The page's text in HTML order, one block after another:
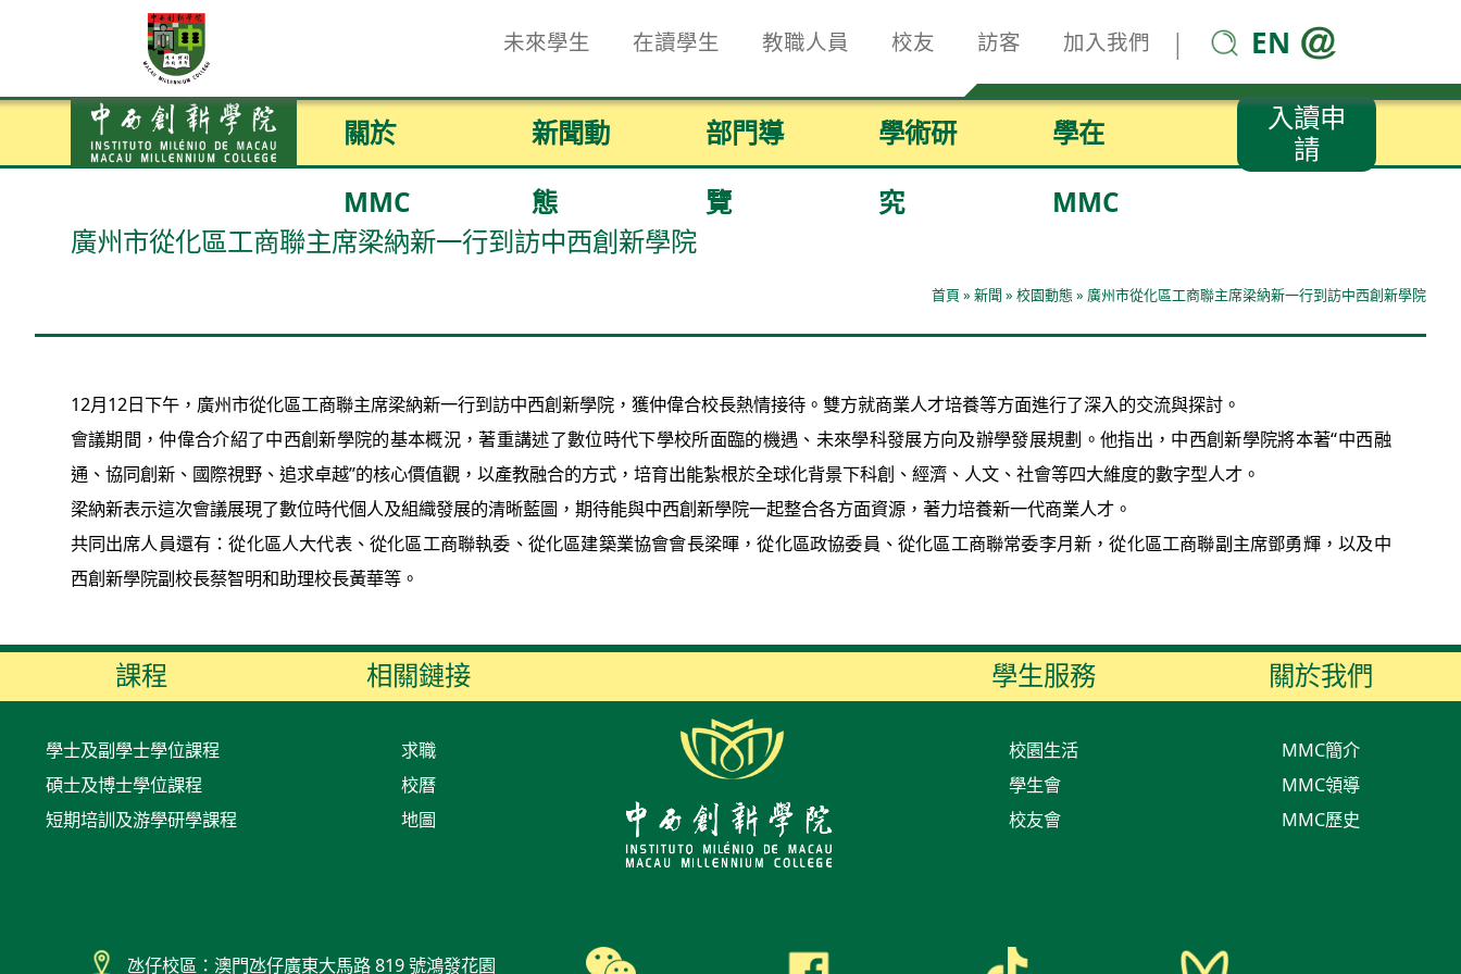
未來學生 在讀學生 教職人員 校友 訪客 加入我們 | EN
關於
MMC
新聞動
態
部門導
覽
學術研
究
學在
MMC
入讀申
請
廣州市從化區工商聯主席梁納新一行到訪中西創新學院
首頁 » 新聞 » 校園動態 » 廣州市從化區工商聯主席梁納新一行到訪中西創新學院
12月12日下午，廣州市從化區工商聯主席梁納新一行到訪中西創新學院，獲仲偉合校長熱情接待。雙方就商業人才培養等方面進行了深入的交流與探討。
會議期間，仲偉合介紹了中西創新學院的基本概況，著重講述了數位時代下學校所面臨的機遇、未來學科發展方向及辦學發展規劃。他指出，中西創新學院將本著“中西融
通、協同創新、國際視野、追求卓越”的核心價值觀，以產教融合的方式，培育出能紮根於全球化背景下科創、經濟、人文、社會等四大維度的數字型人才。
梁納新表示這次會議展現了數位時代個人及組織發展的清晰藍圖，期待能與中西創新學院一起整合各方面資源，著力培養新一代商業人才。
共同出席人員還有：從化區人大代表、從化區工商聯執委、從化區建築業協會會長梁暉，從化區政協委員、從化區工商聯常委李月新，從化區工商聯副主席鄧勇輝，以及中
西創新學院副校長蔡智明和助理校長黃華等。
課程
學士及副學士學位課程
碩士及博士學位課程
短期培訓及游學研學課程
相關鏈接
求職
校曆
地圖
學生服務
校園生活
學生會
校友會
關於我們
MMC簡介
MMC領導
MMC歷史
氹仔校區：澳門氹仔廣東大馬路 819 號鴻發花園